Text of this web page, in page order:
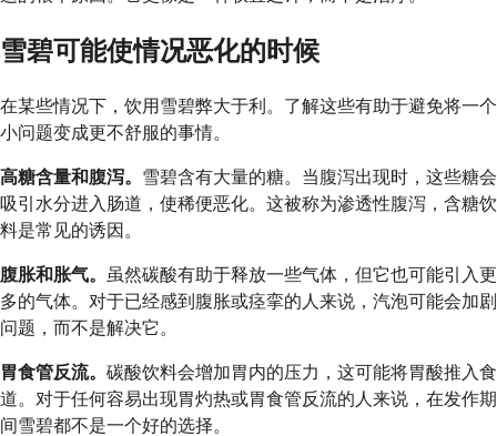
雪碧可能使情况恶化的时候
在某些情况下，饮用雪碧弊大于利。了解这些有助于避免将一个
小问题变成更不舒服的事情。
高糖含量和腹泻。 雪碧含有大量的糖。当腹泻出现时，这些糖会
吸引水分进入肠道，使稀便恶化。这被称为渗透性腹泻，含糖饮
料是常见的诱因。
腹胀和胀气。
虽然碳酸有助于释放一些气体，但它也可能引入更
多的气体。对于已经感到腹胀或痉挛的人来说，汽泡可能会加剧
问题，而不是解决它。
胃食管反流。 碳酸饮料会增加胃内的压力，这可能将胃酸推入食
道。对于任何容易出现胃灼热或胃食管反流的人来说，在发作期
间雪碧都不是一个好的选择。